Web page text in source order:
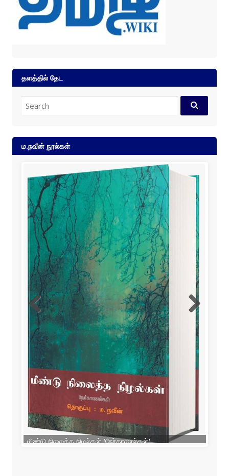
தளத்தில் தேட
for:
ம.நவீன் நூல்கள்